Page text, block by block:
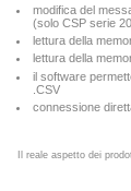
modifica del
(solo CSP serie
lettura della
lettura della
il software
.CSV
connessione
Il reale aspetto dei